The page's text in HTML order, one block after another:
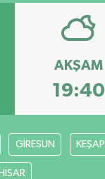
AKŞAM
19:40
GİRESUN KEŞAP